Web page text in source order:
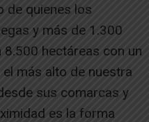
de quienes los
y más de 1.300
hectáreas con un
más alto de nuestra
sus comarcas y
es la forma